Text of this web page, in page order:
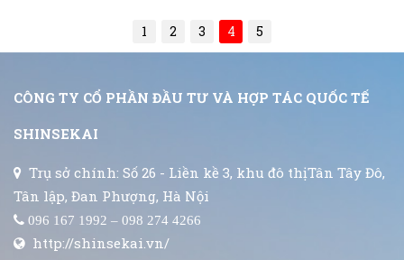
1 2 3 4 5
CÔNG TY CỔ PHẦN ĐẦU TƯ VÀ HỢP TÁC QUỐC TẾ
SHINSEKAI
Trụ sở chính: Số 26 - Liền kề 3, khu đô thịTân Tây Đô,
Tân lập, Đan Phượng, Hà Nội
096 167 1992 – 098 274 4266
http://shinsekai.vn/